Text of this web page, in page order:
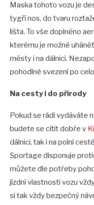
Maska tohoto vozu je
tygří nos, do tvaru
lišta. To vše doplněno
kterému je možné
městy i na dálnici.
pohodlné svezení po
Na cesty i do přírody
Pokud se rádi vydáváte
budete se cítit dobře v
dálnici, tak i na polní
Sportage disponuje
můžete dle potřeby
jízdní vlastnosti vozu
si tak vždy bezpečný